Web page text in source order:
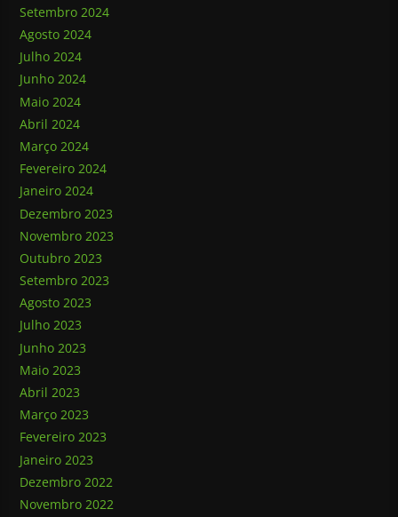
Setembro 2024
Agosto 2024
Julho 2024
Junho 2024
Maio 2024
Abril 2024
Março 2024
Fevereiro 2024
Janeiro 2024
Dezembro 2023
Novembro 2023
Outubro 2023
Setembro 2023
Agosto 2023
Julho 2023
Junho 2023
Maio 2023
Abril 2023
Março 2023
Fevereiro 2023
Janeiro 2023
Dezembro 2022
Novembro 2022